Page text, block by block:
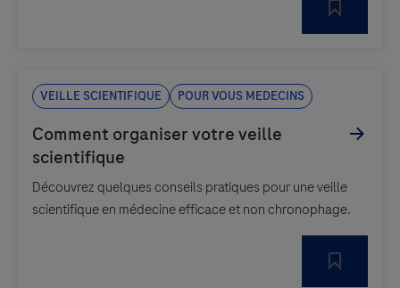
Veille scientifique Pour vous medecins
Découvrez quelques conseils pratiques pour une veille
scientifique en médecine efficace et non chronophage.